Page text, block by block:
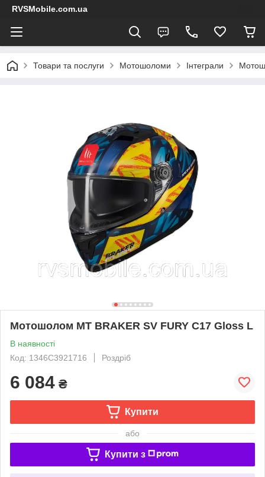
RVSMobile.com.ua
Товари та послуги Мотошоломи Інтеграли
Мотошолом MT BRAKER SV FURY C17 Gloss L
В наявності
Код: 1346C3921716
Роздріб
6 084 ₴
Купити
або
Купити з